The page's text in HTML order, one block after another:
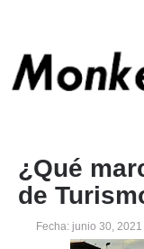
¿Qué
de
Fecha: junio 30, 2021